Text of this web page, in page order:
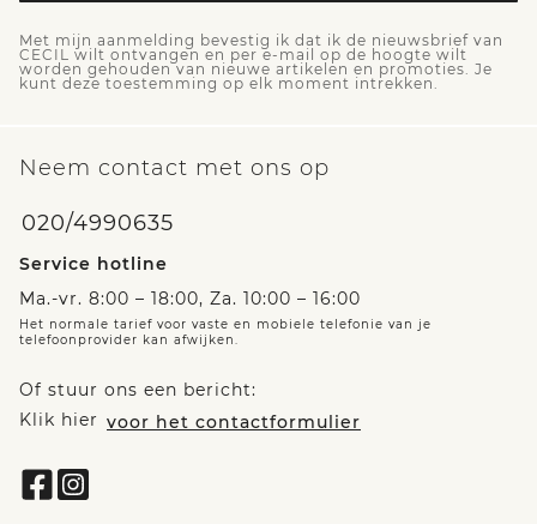
Met mijn aanmelding bevestig ik dat ik de nieuwsbrief van
CECIL wilt ontvangen en per e-mail op de hoogte wilt
worden gehouden van nieuwe artikelen en promoties. Je
kunt deze toestemming op elk moment intrekken.
Neem contact met ons op
020/4990635
Service hotline
Ma.-vr. 8:00 – 18:00, Za. 10:00 – 16:00
Het normale tarief voor vaste en mobiele telefonie van je
telefoonprovider kan afwijken.
Of stuur ons een bericht:
Klik hier voor het contactformulier